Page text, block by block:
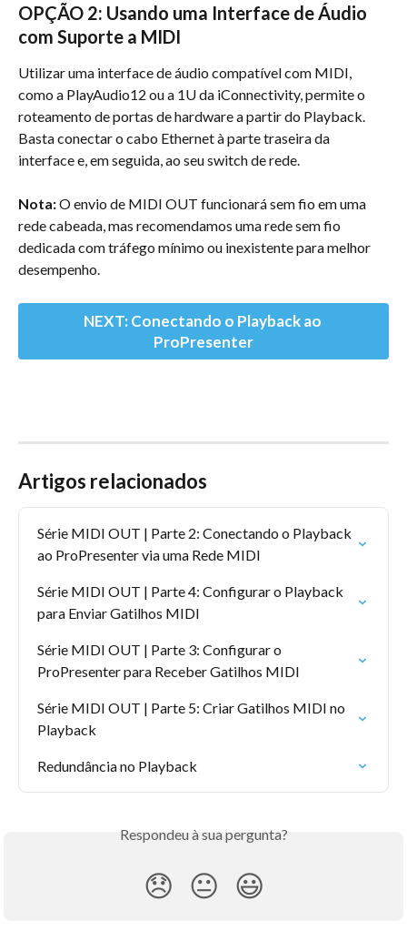
OPÇÃO 2: Usando uma Interface de Áudio
com Suporte a MIDI
Utilizar uma interface de áudio compatível com MIDI,
como a PlayAudio12 ou a 1U da iConnectivity, permite o
roteamento de portas de hardware a partir do Playback.
Basta conectar o cabo Ethernet à parte traseira da
interface e, em seguida, ao seu switch de rede.
Nota: O envio de MIDI OUT funcionará sem fio em uma
rede cabeada, mas recomendamos uma rede sem fio
dedicada com tráfego mínimo ou inexistente para melhor
desempenho.
NEXT: Conectando o Playback ao
ProPresenter
Artigos relacionados
Série MIDI OUT | Parte 2: Conectando o Playback
ao ProPresenter via uma Rede MIDI
Série MIDI OUT | Parte 4: Configurar o Playback
para Enviar Gatilhos MIDI
Série MIDI OUT | Parte 3: Configurar o
ProPresenter para Receber Gatilhos MIDI
Série MIDI OUT | Parte 5: Criar Gatilhos MIDI no
Playback
Redundância no Playback
Respondeu à sua pergunta?
😞 😐 😃